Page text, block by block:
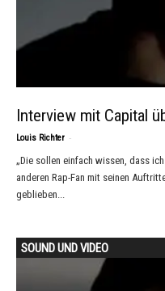
Interview mit Capital
Louis Richter -
„Die sollen einfach wissen, dass
anderen Rap-Fan mit seinen
geblieben...
SOUND UND VIDEO